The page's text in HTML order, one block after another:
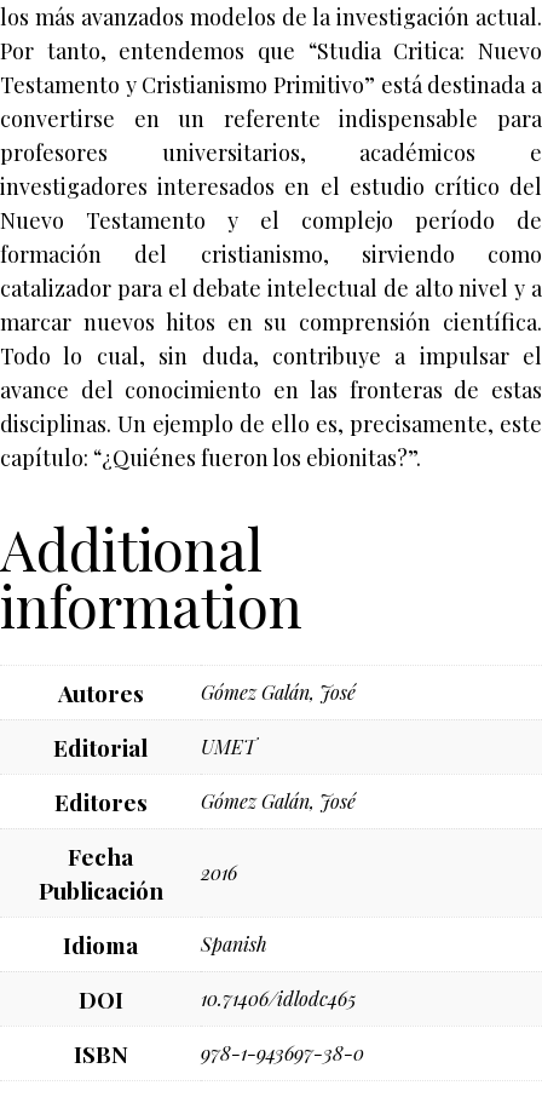
los más avanzados modelos de la investigación actual.
Por tanto, entendemos que “Studia Critica: Nuevo
Testamento y Cristianismo Primitivo” está destinada a
convertirse en un referente indispensable para
profesores universitarios, académicos e
investigadores interesados en el estudio crítico del
Nuevo Testamento y el complejo período de
formación del cristianismo, sirviendo como
catalizador para el debate intelectual de alto nivel y a
marcar nuevos hitos en su comprensión científica.
Todo lo cual, sin duda, contribuye a impulsar el
avance del conocimiento en las fronteras de estas
disciplinas. Un ejemplo de ello es, precisamente, este
capítulo: “¿Quiénes fueron los ebionitas?”.
Additional
information
Autores Gómez Galán, José
Editorial UMET
Editores Gómez Galán, José
Fecha
Publicación
2016
Idioma Spanish
DOI 10.71406/idlodc465
ISBN 978-1-943697-38-0